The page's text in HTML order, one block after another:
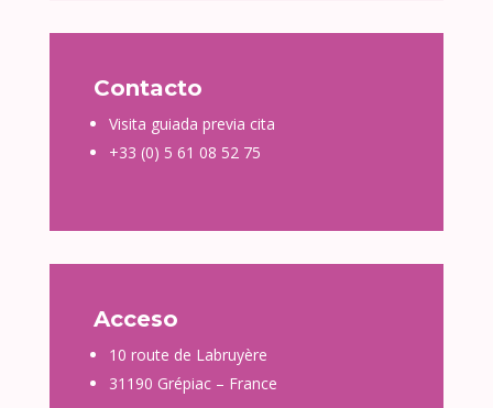
Contacto
Visita guiada previa cita
+33 (0) 5 61 08 52 75
Acceso
10 route de Labruyère
31190 Grépiac – France